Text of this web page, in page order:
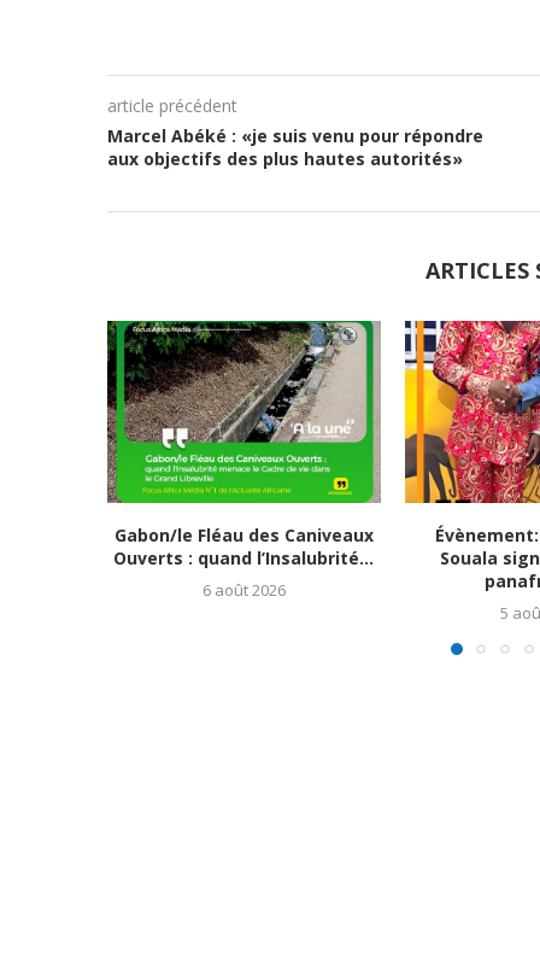
article précédent
Marcel Abéké : «je suis venu pour répondre
aux objectifs des plus hautes autorités»
ARTICLES
Gabon/le Fléau des Caniveaux
Ouverts : quand l’Insalubrité...
6 août 2026
Souala
5